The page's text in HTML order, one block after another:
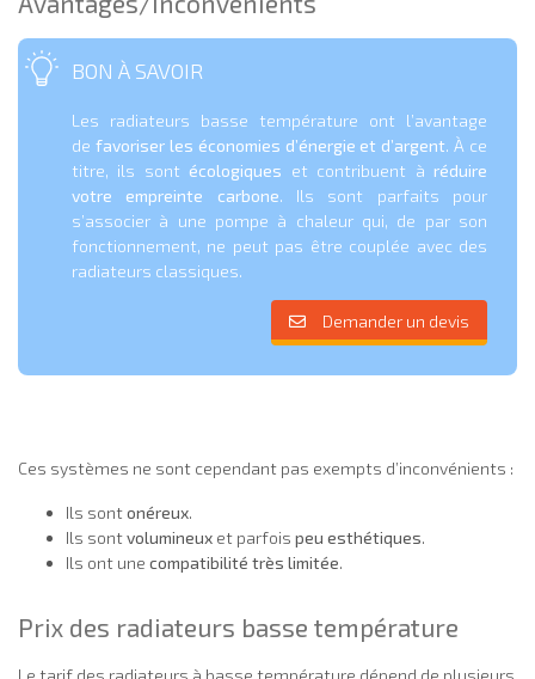
BON À SAVOIR
Les radiateurs basse température ont l’avantage
de favoriser les économies d’énergie et d’argent. À ce
titre, ils sont écologiques et contribuent à réduire
votre empreinte carbone. Ils sont parfaits pour
s’associer à une pompe à chaleur qui, de par son
fonctionnement, ne peut pas être couplée avec des
radiateurs classiques.
Demander un devis
Ces systèmes ne sont cependant pas exempts d’inconvénients :
Ils sontonéreux.
Ils sontvolumineux et parfois peu esthétiques.
Ils ont une compatibilité très limitée.
Prix des radiateurs basse température
Le tarif des radiateurs à basse température dépend de plusieurs